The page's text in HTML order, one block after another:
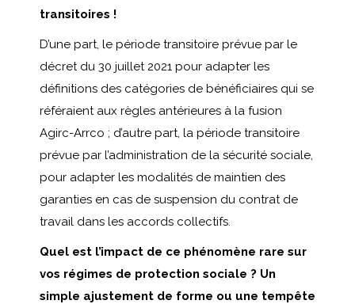
transitoires !
D’une part, le période transitoire prévue par le
décret du 30 juillet 2021 pour adapter les
définitions des catégories de bénéficiaires qui se
référaient aux règles antérieures à la fusion
Agirc-Arrco ; d’autre part, la période transitoire
prévue par l’administration de la sécurité sociale,
pour adapter les modalités de maintien des
garanties en cas de suspension du contrat de
travail dans les accords collectifs.
Quel est l’impact de ce phénomène rare sur
vos régimes de protection sociale ? Un
simple ajustement de forme ou une tempête